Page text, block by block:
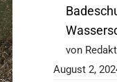
von
August 2,